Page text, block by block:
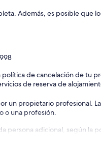
Además, es posible que
política de cancelación de tu
de reserva de
un propietario profesional.
o una profesión.
persona adicional, según la